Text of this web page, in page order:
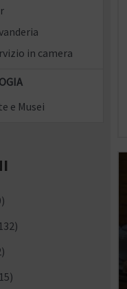
in camera
e Musei